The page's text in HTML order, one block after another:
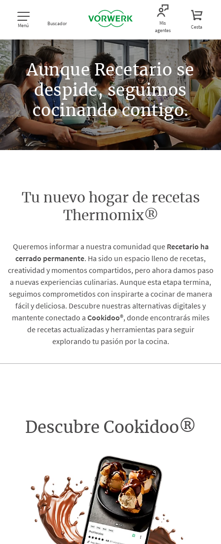
Menú Buscador
Mis
agentes
Cesta
Aunque Recetario se
despide, seguimos
cocinando contigo.
Tu nuevo hogar de recetas
Thermomix®
Queremos informar a nuestra comunidad que Recetario ha
cerrado permanente. Ha sido un espacio lleno de recetas,
creatividad y momentos compartidos, pero ahora damos paso
a nuevas experiencias culinarias. Aunque esta etapa termina,
seguimos comprometidos con inspirarte a cocinar de manera
fácil y deliciosa. Descubre nuestras alternativas digitales y
mantente conectado a Cookidoo®, donde encontrarás miles
de recetas actualizadas y herramientas para seguir
explorando tu pasión por la cocina.
Descubre Cookidoo®